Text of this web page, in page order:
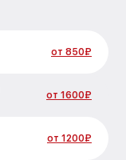
от 850₽
от 1600₽
от 1200₽